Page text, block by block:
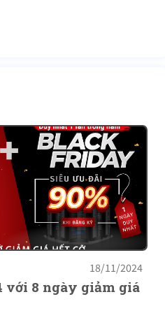
18/11/2024
với 8 ngày giảm giá